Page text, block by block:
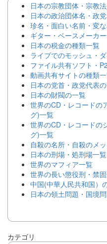
日本の宗教団体・宗教
日本の政治団体名・政
珍名・面白い名前・変
ギター・ベースメーカ
日本の税金の種類一覧
ライブでのモッシュ・
ファイル共有ソフト・
動画共有サイトの種類
日本の党首・政党代表
日本の財閥の一覧
世界のCD・レコードの
グ)一覧
世界のCD・レコードの
グ)一覧
自殺の名所・自殺のメ
日本の刑場・処刑場一覧
世界のマフィア一覧
世界の長い懲役刑・禁
中国(中華人民共和国）
日本の領土問題・国境
カテゴリ